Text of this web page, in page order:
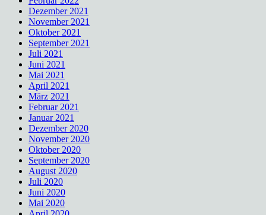
Dezember 2021
November 2021
Oktober 2021
September 2021
Juli 2021
Juni 2021
Mai 2021
April 2021
März 2021
Februar 2021
Januar 2021
Dezember 2020
November 2020
Oktober 2020
September 2020
August 2020
Juli 2020
Juni 2020
Mai 2020